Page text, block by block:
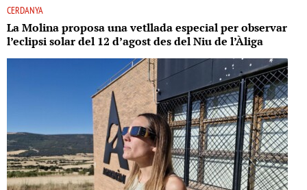
CERDANYA
La Molina proposa una vetllada especial per observar
l’eclipsi solar del 12 d’agost des del Niu de l’Àliga